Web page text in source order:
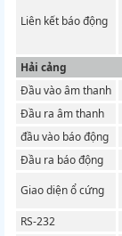
Liên kết báo động
Hải cảng
Đầu vào âm thanh
Đầu ra âm thanh
đầu vào báo động
Đầu ra báo động
Giao diện ổ cứng
RS-232